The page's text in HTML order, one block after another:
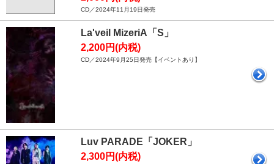
CD／2024年11月19日発売
La'veil MizeriA「S」
2,200円(内税)
CD／2024年9月25日発売【イベントあり】
Luv PARADE「JOKER」
2,300円(内税)